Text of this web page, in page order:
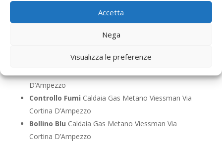
Accetta
Nega
Visualizza le preferenze
Pronto InterventoCaldaia Gas Metano Viessman
Cortina D’Ampezzo
D’Ampezzo
Controllo Fumi Caldaia Gas Metano Viessman Via
Cortina D’Ampezzo
Bollino Blu Caldaia Gas Metano Viessman Via
Cortina D’Ampezzo